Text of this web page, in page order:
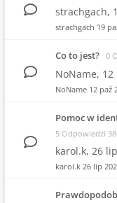
strachgach,
strachgach 19
Co to jest? 0
NoName, 12
NoName 12 paź
Pomoc w
5 Odpowiedzi
karol.k, 26
karol.k 26 lip